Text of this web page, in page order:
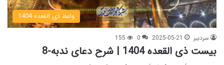
واعظ ذی القعده 1404
سردبیر 2025-05-21
0
155
بیست ذی القعده 1404 | شرح دعای ندبه-8